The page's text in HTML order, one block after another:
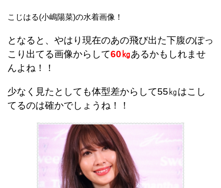
こじはる(小嶋陽菜)の水着画像！
となると、やはり現在のあの飛び出た下腹のぽっ
こり出てる画像からして60㎏あるかもしれませ
んよね！！
少なく見たとしても体型差からして55㎏はこし
てるのは確かでしょうね！！